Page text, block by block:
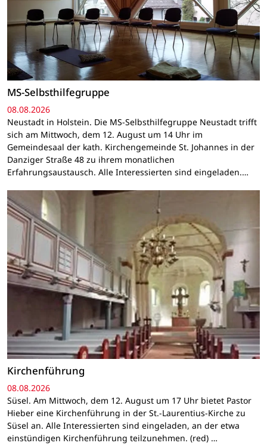
MS-Selbsthilfegruppe
08.08.2026
Neustadt in Holstein. Die MS-Selbsthilfegruppe Neustadt trifft
sich am Mittwoch, dem 12. August um 14 Uhr im
Gemeindesaal der kath. Kirchengemeinde St. Johannes in der
Danziger Straße 48 zu ihrem monatlichen
Erfahrungsaustausch. Alle Interessierten sind eingeladen.…
Kirchenführung
08.08.2026
Süsel. Am Mittwoch, dem 12. August um 17 Uhr bietet Pastor
Hieber eine Kirchenführung in der St.-Laurentius-Kirche zu
Süsel an. Alle Interessierten sind eingeladen, an der etwa
einstündigen Kirchenführung teilzunehmen. (red) …